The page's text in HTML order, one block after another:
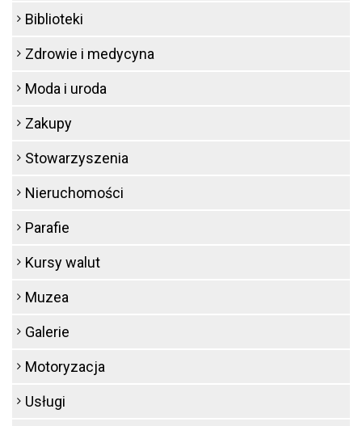
Biblioteki
Zdrowie i medycyna
Moda i uroda
Zakupy
Stowarzyszenia
Nieruchomości
Parafie
Kursy walut
Muzea
Galerie
Motoryzacja
Usługi